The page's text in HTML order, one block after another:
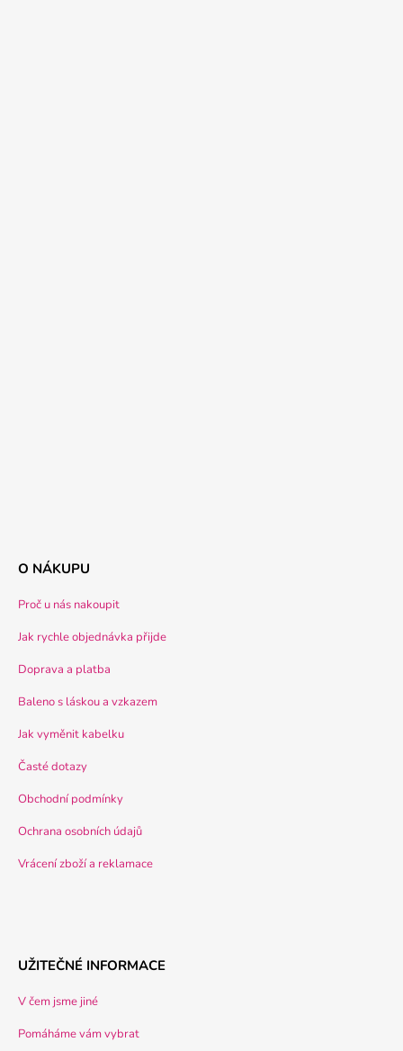
O NÁKUPU
Proč u nás nakoupit
Jak rychle objednávka přijde
Doprava a platba
Baleno s láskou a vzkazem
Jak vyměnit kabelku
Časté dotazy
Obchodní podmínky
Ochrana osobních údajů
Vrácení zboží a reklamace
UŽITEČNÉ INFORMACE
V čem jsme jiné
Pomáháme vám vybrat